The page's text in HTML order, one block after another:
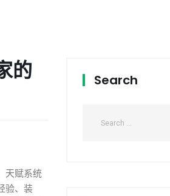
的
天赋系统
验、装
Search